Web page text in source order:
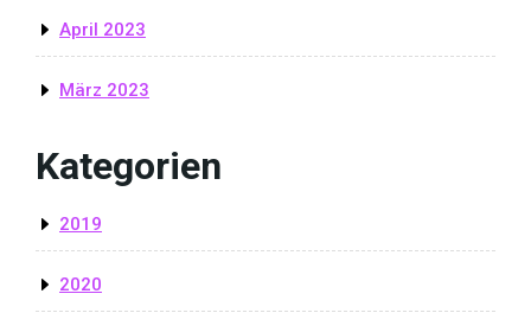
April 2023
März 2023
Kategorien
2019
2020